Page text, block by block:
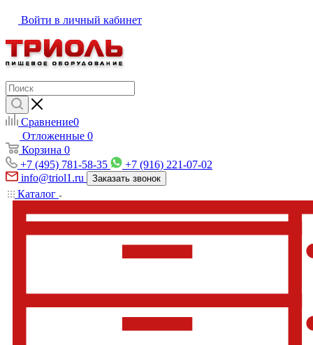
Войти в личный кабинет
Сравнение0
Отложенные 0
Корзина 0
+7 (495) 781-58-35
+7 (916) 221-07-02
info@triol1.ru
Заказать звонок
Каталог